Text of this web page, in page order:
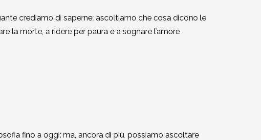
crediamo di saperne: ascoltiamo che cosa dicono le
la morte, a ridere per paura e a sognare l’amore
fino a oggi: ma, ancora di più, possiamo ascoltare